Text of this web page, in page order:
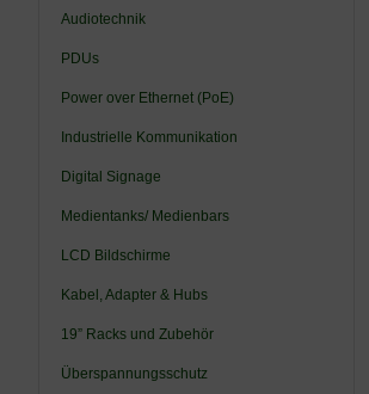
Audiotechnik
PDUs
Power over Ethernet (PoE)
Industrielle Kommunikation
Digital Signage
Medientanks/ Medienbars
LCD Bildschirme
Kabel, Adapter & Hubs
19” Racks und Zubehör
Überspannungsschutz